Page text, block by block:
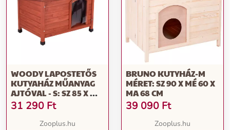
WOODY LAPOSTETŐS
KUTYAHÁZ MŰANYAG
AJTÓVAL - S: SZ 85 X MÉ
57 X MA 58CM
31 290 Ft
Zooplus.hu
BRUNO KUTYHÁZ-M
MÉRET: SZ 90 X MÉ 60 X
MA 68 CM
39 090 Ft
Zooplus.hu